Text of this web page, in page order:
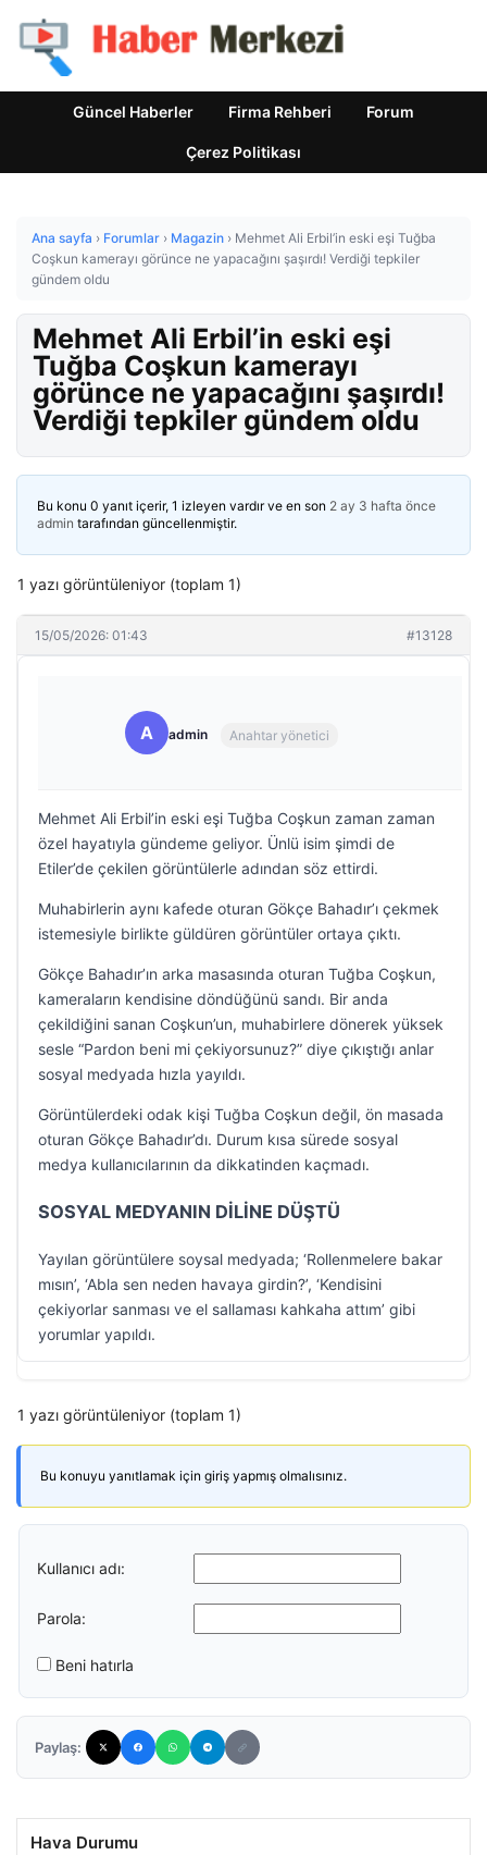
Güncel Haberler Firma Rehberi Forum
Çerez Politikası
Ana sayfa › Forumlar › Magazin › Mehmet Ali Erbil’in eski eşi Tuğba
Coşkun kamerayı görünce ne yapacağını şaşırdı! Verdiği tepkiler
gündem oldu
Mehmet Ali Erbil’in eski eşi
Tuğba Coşkun kamerayı
görünce ne yapacağını şaşırdı!
Verdiği tepkiler gündem oldu
Bu konu 0 yanıt içerir, 1 izleyen vardır ve en son 2 ay 3 hafta önce
admin tarafından güncellenmiştir.
1 yazı görüntüleniyor (toplam 1)
15/05/2026: 01:43 #13128
A admin Anahtar yönetici
Mehmet Ali Erbil’in eski eşi Tuğba Coşkun zaman zaman
özel hayatıyla gündeme geliyor. Ünlü isim şimdi de
Etiler’de çekilen görüntülerle adından söz ettirdi.
Muhabirlerin aynı kafede oturan Gökçe Bahadır’ı çekmek
istemesiyle birlikte güldüren görüntüler ortaya çıktı.
Gökçe Bahadır’ın arka masasında oturan Tuğba Coşkun,
kameraların kendisine döndüğünü sandı. Bir anda
çekildiğini sanan Coşkun’un, muhabirlere dönerek yüksek
sesle “Pardon beni mi çekiyorsunuz?” diye çıkıştığı anlar
sosyal medyada hızla yayıldı.
Görüntülerdeki odak kişi Tuğba Coşkun değil, ön masada
oturan Gökçe Bahadır’dı. Durum kısa sürede sosyal
medya kullanıcılarının da dikkatinden kaçmadı.
SOSYAL MEDYANIN DİLİNE DÜŞTÜ
Yayılan görüntülere soysal medyada; ‘Rollenmelere bakar
mısın’, ‘Abla sen neden havaya girdin?’, ‘Kendisini
çekiyorlar sanması ve el sallaması kahkaha attım’ gibi
yorumlar yapıldı.
1 yazı görüntüleniyor (toplam 1)
Bu konuyu yanıtlamak için giriş yapmış olmalısınız.
Kullanıcı adı:
Parola:
Beni hatırla
Paylaş:
Hava Durumu